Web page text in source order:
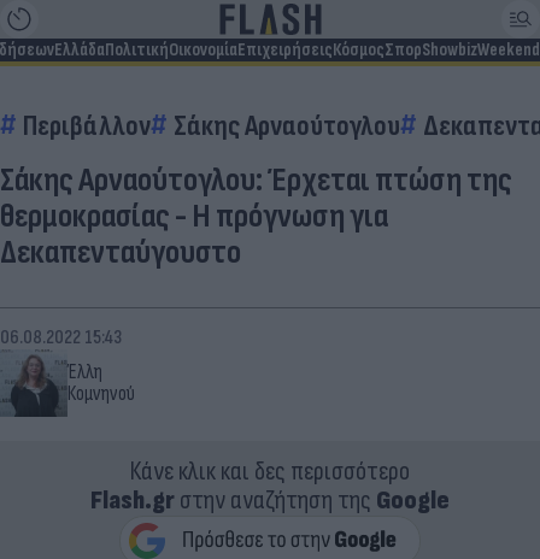
ΕλλάδαΠολιτικήΟικονομίαΕπιχειρήσειςΚόσμοςΣπορShowbizWeekend
Περιβάλλον Σάκης Αρναούτογλου
Σάκης Αρναούτογλου: Έρχεται πτώση της
θερμοκρασίας - Η πρόγνωση για
Δεκαπενταύγουστο
Έλλη
Κομνηνού
06.08.2022 15:43
Κάνε κλικ και δες περισσότερο
Flash.grστην αναζήτηση της Google